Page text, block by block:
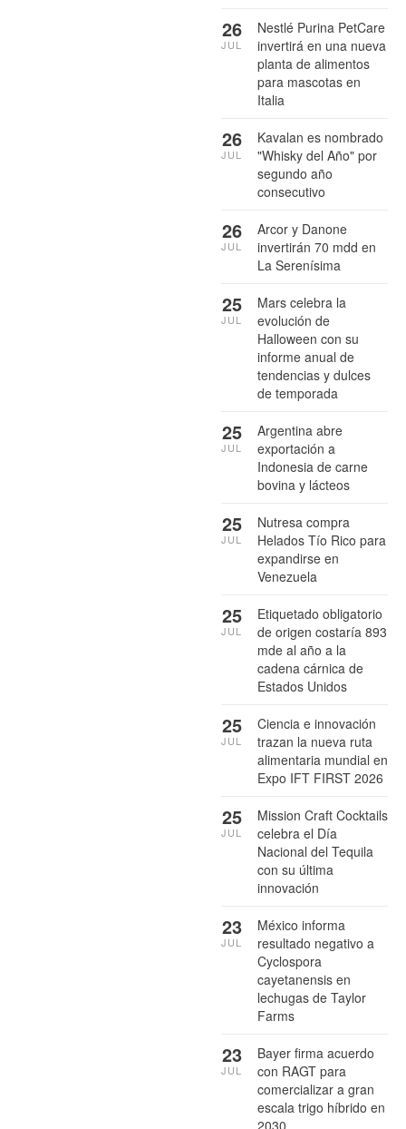
Nestlé Purina PetCare
invertirá en una nueva
planta de alimentos
para mascotas en
Italia
26
JUL
Kavalan es nombrado
"Whisky del Año" por
segundo año
consecutivo
26
JUL
Arcor y Danone
invertirán 70 mdd en
La Serenísima
26
JUL
Mars celebra la
evolución de
Halloween con su
informe anual de
tendencias y dulces
de temporada
25
JUL
Argentina abre
exportación a
Indonesia de carne
bovina y lácteos
25
JUL
Nutresa compra
Helados Tío Rico para
expandirse en
Venezuela
25
JUL
Etiquetado obligatorio
de origen costaría 893
mde al año a la
cadena cárnica de
Estados Unidos
25
JUL
Ciencia e innovación
trazan la nueva ruta
alimentaria mundial en
Expo IFT FIRST 2026
25
JUL
Mission Craft Cocktails
celebra el Día
Nacional del Tequila
con su última
innovación
25
JUL
México informa
resultado negativo a
Cyclospora
cayetanensis en
lechugas de Taylor
Farms
23
JUL
Bayer firma acuerdo
con RAGT para
comercializar a gran
escala trigo híbrido en
2030
23
JUL